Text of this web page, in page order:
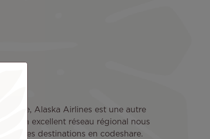
Alaska Airlines est une autre
Son excellent réseau régional nous
destinations en codeshare.